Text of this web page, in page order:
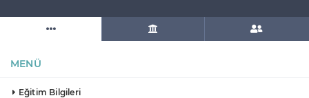
MENÜ
Eğitim Bilgileri